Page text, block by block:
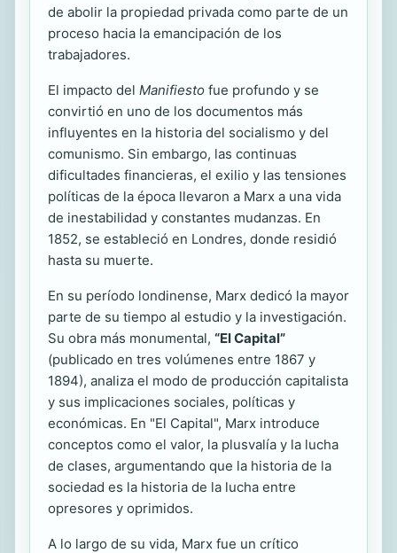
de abolir la propiedad privada como parte de un
proceso hacia la emancipación de los
trabajadores.
El impacto del Manifiesto fue profundo y se
convirtió en uno de los documentos más
influyentes en la historia del socialismo y del
comunismo. Sin embargo, las continuas
dificultades financieras, el exilio y las tensiones
políticas de la época llevaron a Marx a una vida
de inestabilidad y constantes mudanzas. En
1852, se estableció en Londres, donde residió
hasta su muerte.
En su período londinense, Marx dedicó la mayor
parte de su tiempo al estudio y la investigación.
Su obra más monumental, “El Capital”
(publicado en tres volúmenes entre 1867 y
1894), analiza el modo de producción capitalista
y sus implicaciones sociales, políticas y
económicas. En "El Capital", Marx introduce
conceptos como el valor, la plusvalía y la lucha
de clases, argumentando que la historia de la
sociedad es la historia de la lucha entre
opresores y oprimidos.
A lo largo de su vida, Marx fue un crítico